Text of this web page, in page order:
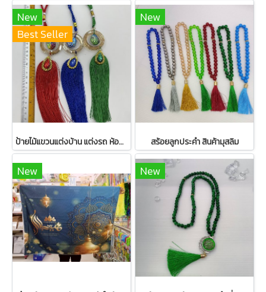
New
Best Seller
ป้ายไม้แขวนแต่งบ้าน แต่งรถ ห้อยพู่ มุสลิม [] 3 สี แก้ว
New
สร้อยลูกประคำ สินค้ามุสลิม
New New